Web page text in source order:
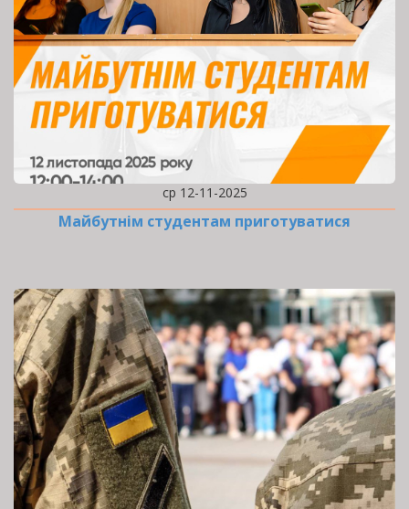
ср 12-11-2025
Майбутнім студентам приготуватися